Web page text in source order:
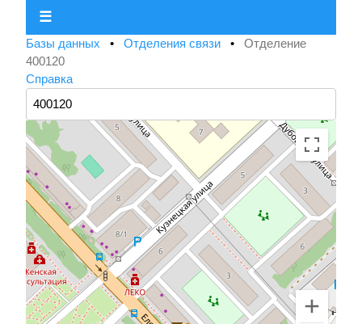
☰
Базы данных • Отделения связи • Отделение
400120
Справка